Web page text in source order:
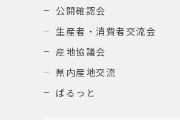
公開確認会
生産者・消費者交流会
産地協議会
県内産地交流
ぱるっと